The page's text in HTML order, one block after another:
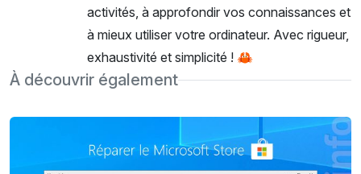
activités, à approfondir vos connaissances et
à mieux utiliser votre ordinateur. Avec rigueur,
exhaustivité et simplicité ! 🦀
À découvrir également